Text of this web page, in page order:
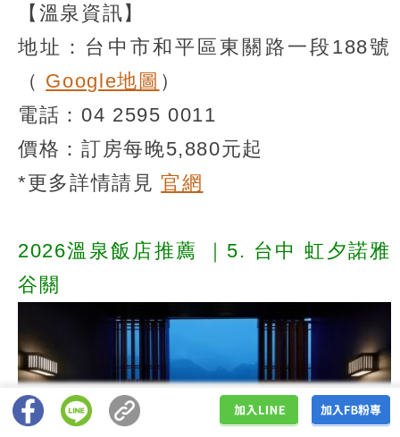
【溫泉資訊】
地址：台中市和平區東關路一段188號
（ Google地圖 ）
電話：04 2595 0011
價格：訂房每晚5,880元起
*更多詳情請見官網
2026溫泉飯店推薦
｜5. 台中 虹夕諾雅
谷關